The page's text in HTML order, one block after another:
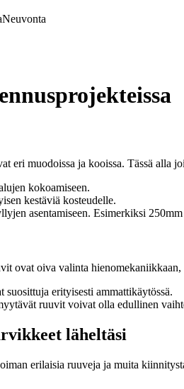
Neuvonta
eri muodoissa ja kooissa. Tässä
kokoamiseen.
kestäviä kosteudelle.
asentamiseen. Esimerkiksi
ovat oiva valinta
erityisesti ammattikäytössä.
ruuvit voivat olla edullinen
läheltäsi
erilaisia ruuveja ja muita